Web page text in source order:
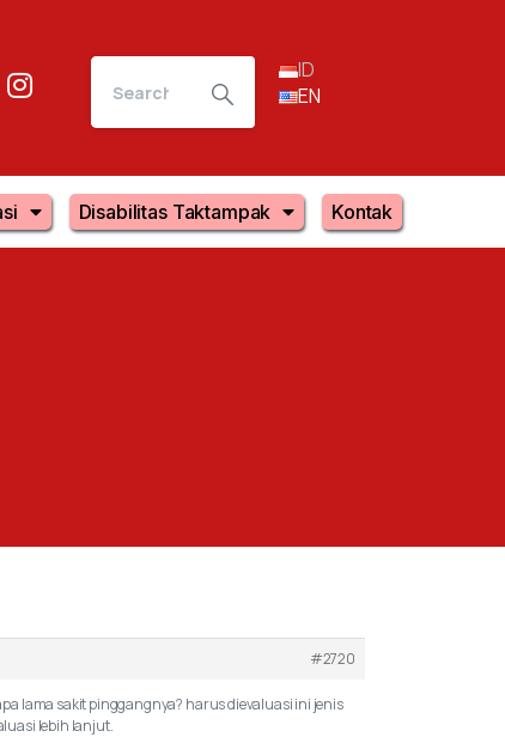
ID
EN
Disabilitas Taktampak Kontak
#2720
lama sakit pinggangnya? harus dievaluasi ini jenis
lebih lanjut.